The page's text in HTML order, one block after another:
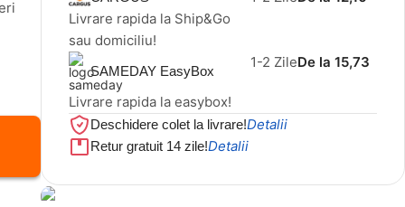
Livrare rapida la Ship&Go
sau domiciliu!
SAMEDAY EasyBox
Livrare rapida la easybox!
1-2 ZileDe la 15,73
Deschidere colet la livrare!Detalii
Retur gratuit 14 zile!Detalii